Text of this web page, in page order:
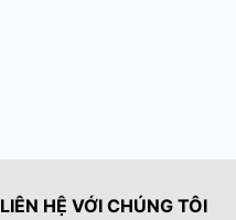
LIÊN HỆ VỚI CHÚNG TÔI